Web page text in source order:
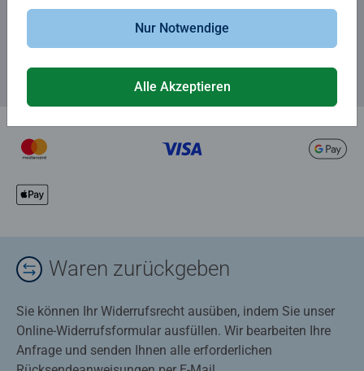
... und 5 € Gutschein sichern!
Waren zurückgeben
Sie können Ihr Widerrufsrecht ausüben, indem Sie unser
Online-Widerrufsformular ausfüllen. Wir bearbeiten Ihre
Anfrage und senden Ihnen alle erforderlichen
Nur Notwendige
Alle Akzeptieren